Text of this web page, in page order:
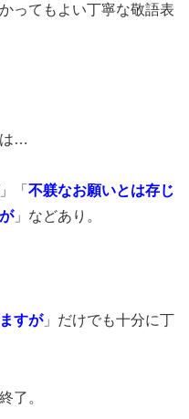
ってもよい丁寧な敬語表
は…
」「 不躾なお願いとは存じ
」などあり。
すが」だけでも十分に丁
了。